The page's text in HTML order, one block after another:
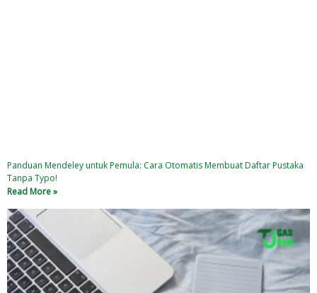
Panduan Mendeley untuk Pemula: Cara Otomatis Membuat Daftar Pustaka
Tanpa Typo!
Read More »